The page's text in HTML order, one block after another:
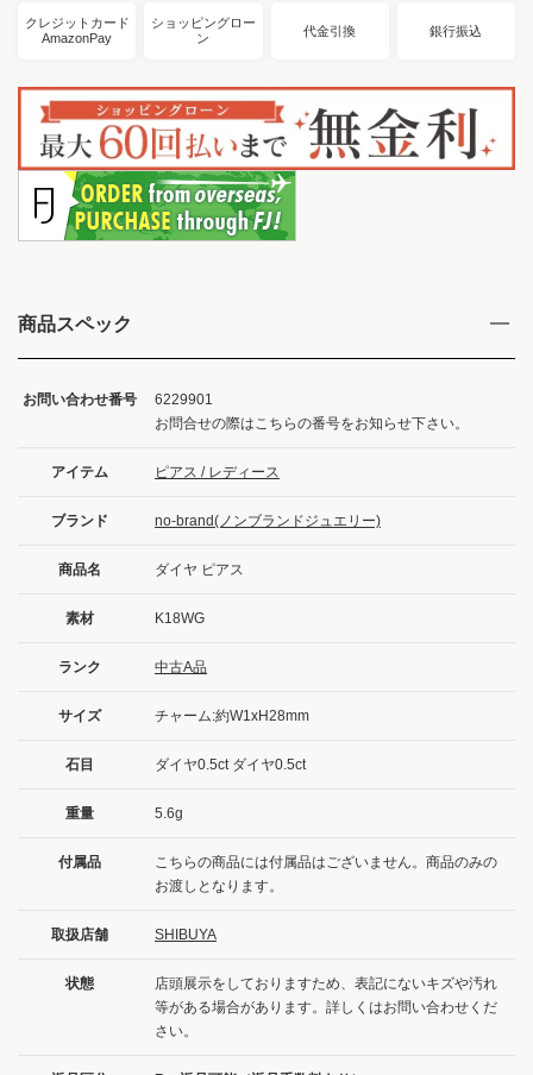
クレジットカード
AmazonPay
ショッピングロー
ン
代金引換 銀行振込
商品スペック
お問い合わせ番号
6229901
お問合せの際はこちらの番号をお知らせ下さい。
アイテム ピアス / レディース
ブランド no-brand(ノンブランドジュエリー)
商品名 ダイヤ ピアス
素材 K18WG
ランク 中古A品
サイズ チャーム:約W1xH28mm
石目 ダイヤ0.5ct ダイヤ0.5ct
重量 5.6g
付属品
こちらの商品には付属品はございません。商品のみの
お渡しとなります。
取扱店舗 SHIBUYA
状態
店頭展示をしておりますため、表記にないキズや汚れ
等がある場合があります。詳しくはお問い合わせくだ
さい。